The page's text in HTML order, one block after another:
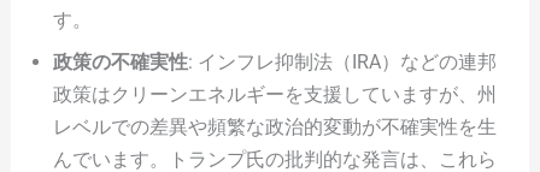
す。
政策の不確実性: インフレ抑制法（IRA）などの連邦
政策はクリーンエネルギーを支援していますが、州
レベルでの差異や頻繁な政治的変動が不確実性を生
んでいます。トランプ氏の批判的な発言は、これら